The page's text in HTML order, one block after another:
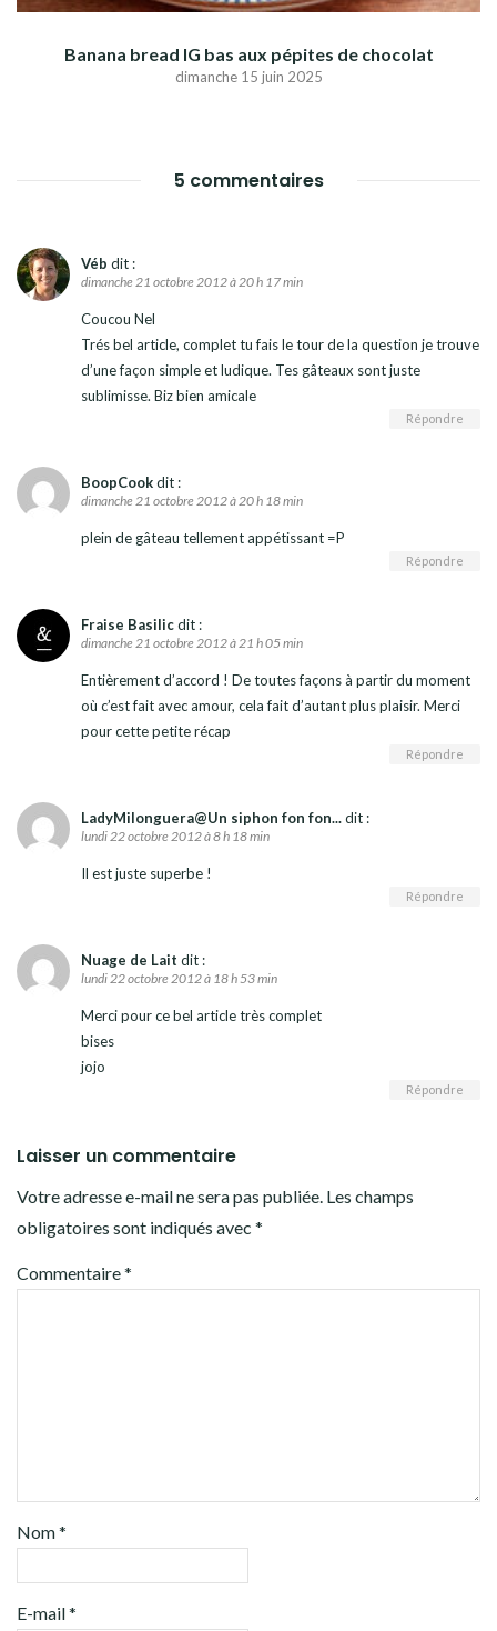
Banana bread IG bas aux pépites de chocolat
dimanche 15 juin 2025
5 commentaires
Véb dit :
dimanche 21 octobre 2012 à 20 h 17 min
Coucou Nel
Trés bel article, complet tu fais le tour de la question je trouve
d’une façon simple et ludique. Tes gâteaux sont juste
sublimisse. Biz bien amicale
Répondre
BoopCookdit :
dimanche 21 octobre 2012 à 20 h 18 min
plein de gâteau tellement appétissant =P
Répondre
Fraise Basilicdit :
dimanche 21 octobre 2012 à 21 h 05 min
Entièrement d’accord ! De toutes façons à partir du moment
où c’est fait avec amour, cela fait d’autant plus plaisir. Merci
pour cette petite récap
Répondre
LadyMilonguera@Un siphon fon fon...dit :
lundi 22 octobre 2012 à 8 h 18 min
Il est juste superbe !
Répondre
Nuage de Lait dit :
lundi 22 octobre 2012 à 18 h 53 min
Merci pour ce bel article très complet
bises
jojo
Répondre
Laisser un commentaire
Votre adresse e-mail ne sera pas publiée. Les champs
obligatoires sont indiqués avec *
Commentaire*
Nom*
E-mail*